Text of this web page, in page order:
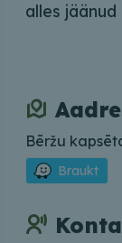
alles
Bēržu
Braukt